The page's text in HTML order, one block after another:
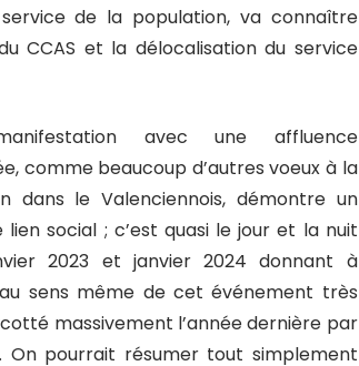
service de la population, va connaître
CCAS et la délocalisation du service
avec une affluence
comme beaucoup d’autres voeux à la
dans le Valenciennois, démontre un
lien social ; c’est quasi le jour et la nuit
2023 et janvier 2024 donnant à
sens même de cet événement très
massivement l’année dernière par
On pourrait résumer tout simplement